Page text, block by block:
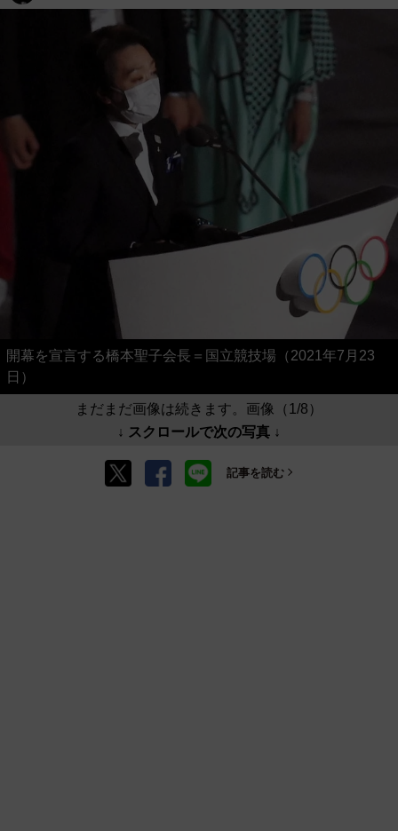
開幕を宣言する橋本聖子会長＝国立競技場（2021年7月23
日）
まだまだ画像は続きます。画像（1/8）
↓ スクロールで次の写真 ↓
記事を読む